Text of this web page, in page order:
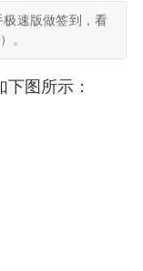
速版做签到，看
。
图所示：